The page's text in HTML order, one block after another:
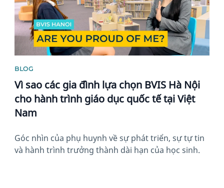
BLOG
Vì sao các gia đình lựa chọn BVIS Hà Nội
cho hành trình giáo dục quốc tế tại Việt
Nam
Góc nhìn của phụ huynh về sự phát triển, sự tự tin
và hành trình trưởng thành dài hạn của học sinh.